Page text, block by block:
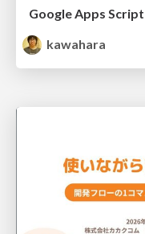
Google Apps
kawahara